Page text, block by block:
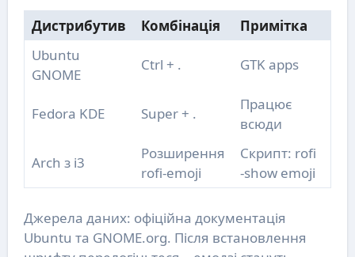
Дистрибутив
Комбінація
Примітка
Ubuntu
GNOME
Ctrl + . GTK apps
Fedora KDE Super + .
Працює
всюди
Arch з i3
Розширення
rofi-emoji
Скрипт: rofi
-show emoji
Джерела даних: офіційна документація
Ubuntu та GNOME.org. Після встановлення